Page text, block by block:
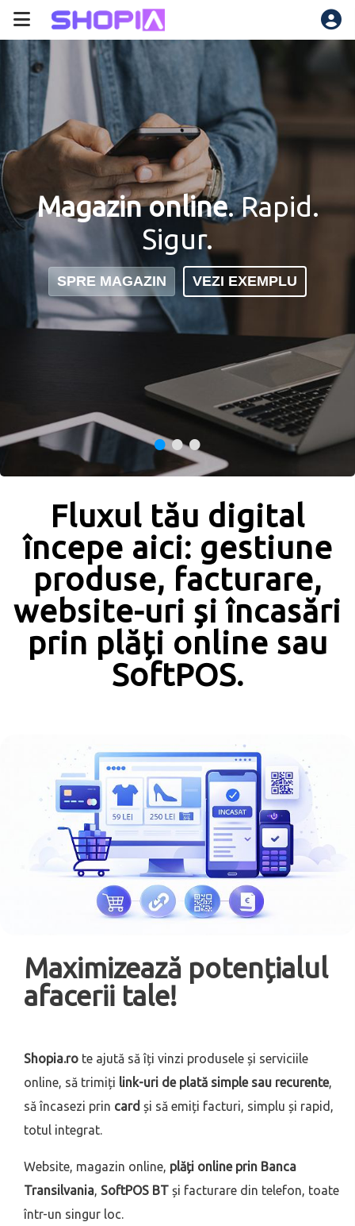
Magazin online
SPRE MAGAZIN VEZI EXEMPLU
Link la plată. Plăți
recurente.
DETALII SOLICITĂ
•••
Fluxul tău digital
începe aici: gestiune
produse, facturare,
website-uri și încasări
prin plăți online sau
SoftPOS.
Maximizează potențialul
afacerii tale!
Shopia.ro te ajută să îți vinzi produsele și serviciile
online, să trimiți link-uri de plată simple sau recurente,
să încasezi prin card și să emiți facturi, simplu și rapid,
totul integrat.
Website, magazin online, plăți online prin Banca
Transilvania, SoftPOS BT și facturare din telefon, toate
într-un singur loc.